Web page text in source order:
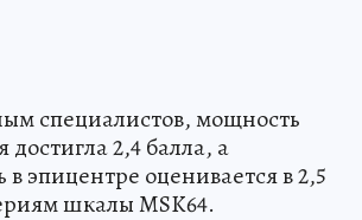
специалистов, мощность
достигла 2,4 балла, а
эпицентре оценивается в 2,5
шкалы MSK64.